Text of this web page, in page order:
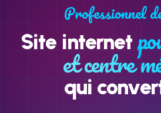
Professionnel
Site internet
et centre
qui